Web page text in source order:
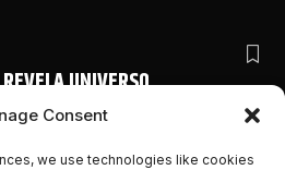
Consent
we use technologies like cookies
UNIVERSO
ANIME E DETALHES